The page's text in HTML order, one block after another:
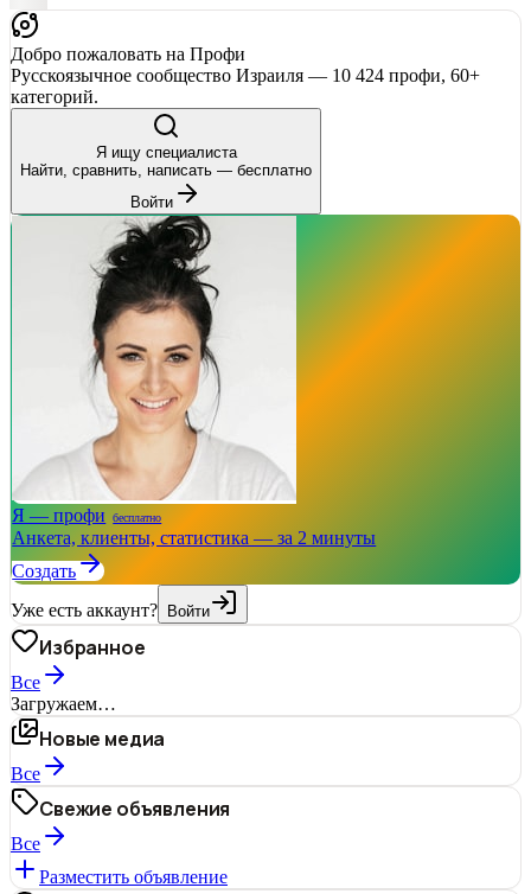
Добро пожаловать на Профи
Русскоязычное сообщество Израиля — 10 424 профи, 60+
категорий.
Я ищу специалиста
Найти, сравнить, написать — бесплатно
Войти
Я — профи бесплатно
Анкета, клиенты, статистика — за 2 минуты
Создать
Уже есть аккаунт? Войти
Избранное
Все
Загружаем…
Новые медиа
Все
Свежие объявления
Все
Разместить объявление